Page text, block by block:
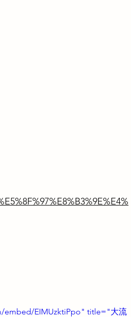
embed/EIMUzktiPpo" title="大流